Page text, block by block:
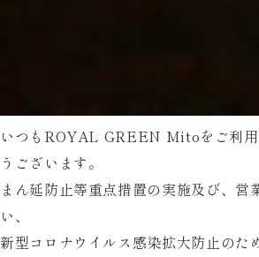
いつもROYAL GREEN Mitoをご利
うございます。
まん延防止等重点措置の実施及び、営
い、
新型コロナウイルス感染拡大防止のた